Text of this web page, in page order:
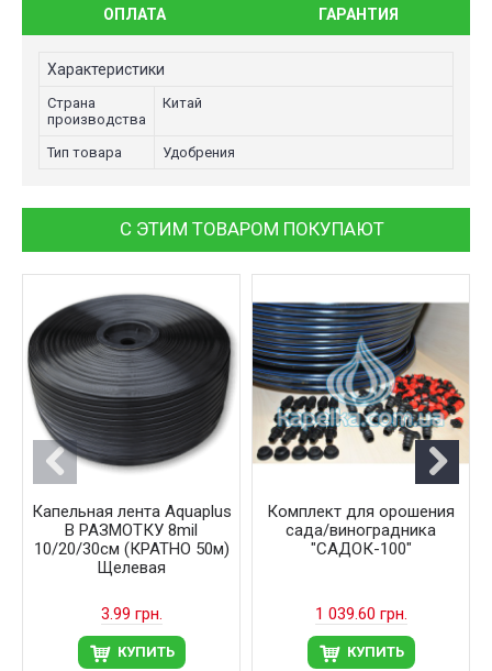
ОПЛАТА ГАРАНТИЯ
Характеристики
Страна
производства
Китай
Тип товара Удобрения
С ЭТИМ ТОВАРОМ ПОКУПАЮТ
Капельная лента Aquaplus
В РАЗМОТКУ 8mil
10/20/30см (КРАТНО 50м)
Щелевая
3.99 грн.
КУПИТЬ
Комплект для орошения
сада/виноградника
"САДОК-100"
1 039.60 грн.
КУПИТЬ